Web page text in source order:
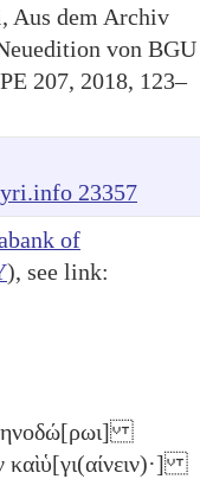
Aus dem Archiv
von BGU
207, 2018, 123–
23357
of
), see link:
καὶὑ[γι(αίνειν)·]